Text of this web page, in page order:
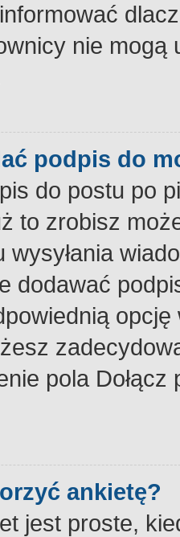
nie
podpis do
do postu po
to zrobisz
wysyłania
dodawać
pola
ankietę?
jest proste,